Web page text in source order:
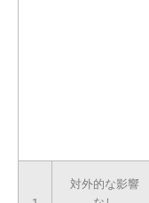
対外的な影響